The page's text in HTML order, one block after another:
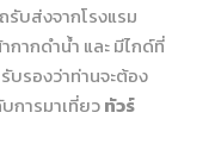
รับส่งจากโรงแรม
ากดำน้ำ และ มีไกด์ที่
รองว่าท่านจะต้อง
การมาเที่ยวทัวร์